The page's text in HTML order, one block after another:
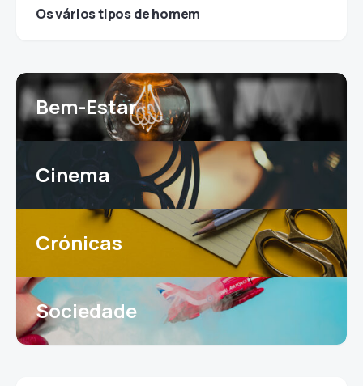
Os vários tipos de homem
Bem-Estar
Cinema
Crónicas
Sociedade